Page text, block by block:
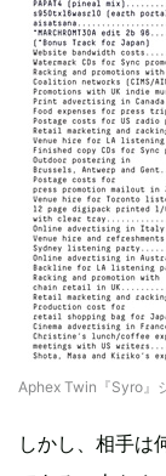
Aphex Twin『Syro』
しかし、相手は